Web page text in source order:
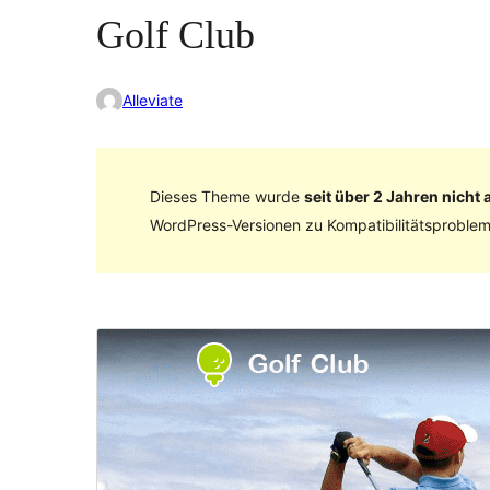
Golf Club
Alleviate
Dieses Theme wurde seit über 2 Jahren nicht
WordPress-Versionen zu